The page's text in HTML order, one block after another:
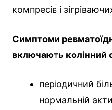
компресів і
Симптоми
включають колінний
періодичний
нормальній